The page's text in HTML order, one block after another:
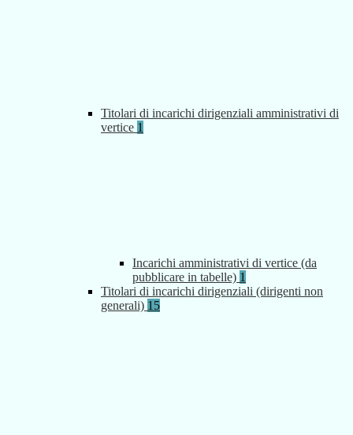
Titolari di incarichi dirigenziali amministrativi di
vertice 1
Incarichi amministrativi di vertice (da
pubblicare in tabelle) 1
Titolari di incarichi dirigenziali (dirigenti non
generali) 15